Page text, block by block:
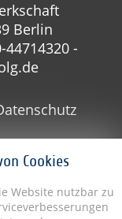
Cookies
Website nutzbar zu
Berlin
44714320 -